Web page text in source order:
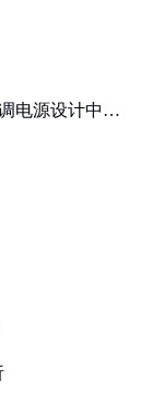
电源设计中的